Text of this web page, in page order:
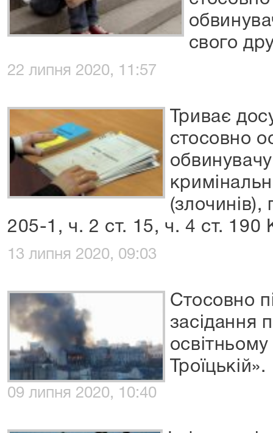
свого
22 липня 2020, 11:57
Триває
стосовно
(злочинів),
205-1, ч. 2 ст. 15, ч. 4 ст. 190
13 липня 2020, 09:03
Стосовно
засідання
Троїцькій».
09 липня 2020, 10:40